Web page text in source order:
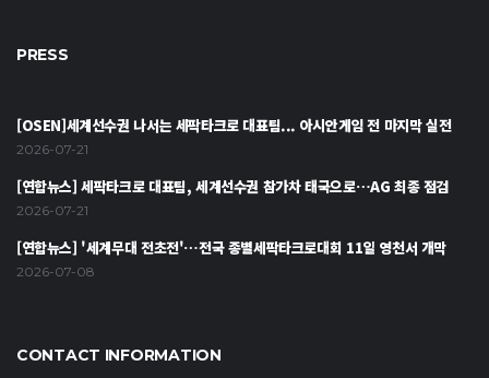
PRESS
[OSEN]세계선수권 나서는 세팍타크로 대표팀... 아시안게임 전 마지막 실전
2026-07-21
[연합뉴스] 세팍타크로 대표팀, 세계선수권 참가차 태국으로…AG 최종 점검
2026-07-21
[연합뉴스] '세계무대 전초전'…전국 종별세팍타크로대회 11일 영천서 개막
2026-07-08
CONTACT INFORMATION